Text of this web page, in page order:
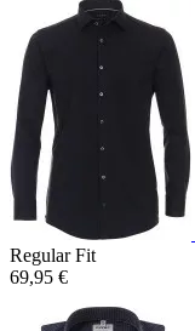
Regular Fit
69,95 €